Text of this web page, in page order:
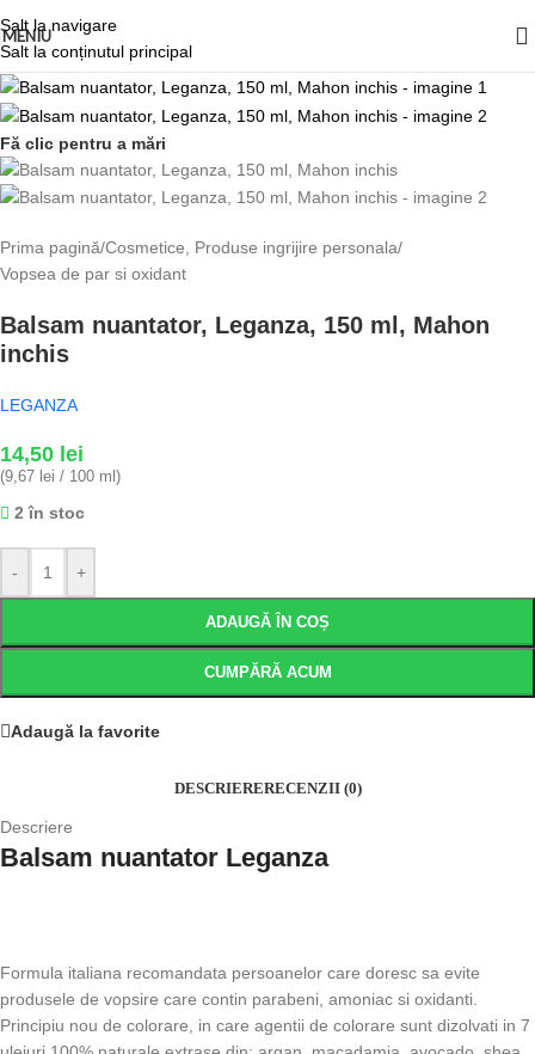
Salt la navigare
Salt la conținutul principal
MENIU
Fă clic pentru a mări
Prima pagină/Cosmetice, Produse ingrijire personala/
Vopsea de par si oxidant
Balsam nuantator, Leganza, 150 ml, Mahon
inchis
LEGANZA
14,50 lei
(9,67 lei / 100 ml)
2 în stoc
- +
ADAUGĂ ÎN COȘ
CUMPĂRĂ ACUM
Adaugă la favorite
DESCRIERERECENZII (0)
Descriere
Balsam nuantator Leganza
Formula italiana recomandata persoanelor care doresc sa evite
produsele de vopsire care contin parabeni, amoniac si oxidanti.
Principiu nou de colorare, in care agentii de colorare sunt dizolvati in 7